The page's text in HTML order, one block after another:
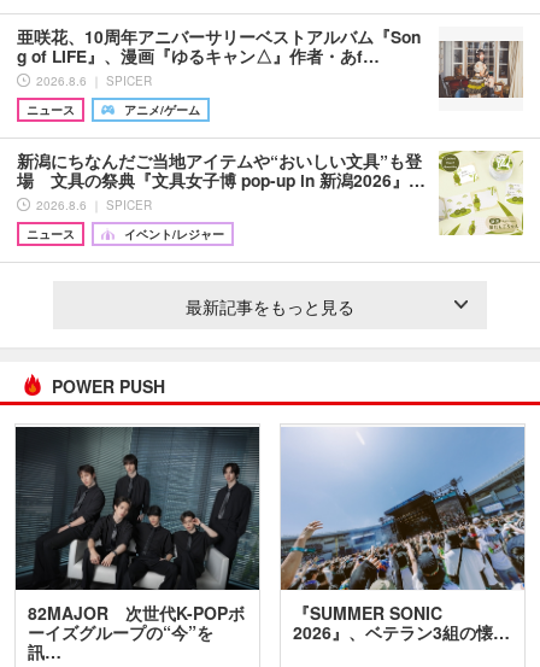
亜咲花、10周年アニバーサリーベストアルバム『Son
g of LIFE』、漫画『ゆるキャン△』作者・あf…
2026.8.6 ｜ SPICER
ニュース
アニメ/ゲーム
新潟にちなんだご当地アイテムや“おいしい文具”も登
場 文具の祭典『文具女子博 pop-up in 新潟2026』…
2026.8.6 ｜ SPICER
ニュース
イベント/レジャー
最新記事をもっと見る
POWER PUSH
82MAJOR 次世代K-POPボ
ーイズグループの“今”を
訊…
『SUMMER SONIC
2026』、ベテラン3組の懐…